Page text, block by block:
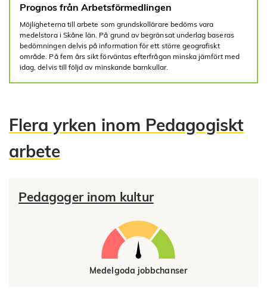
Prognos från Arbetsförmedlingen
Möjligheterna till arbete som grundskollärare bedöms vara
medelstora i Skåne län. På grund av begränsat underlag baseras
bedömningen delvis på information för ett större geografiskt
område. På fem års sikt förväntas efterfrågan minska jämfört med
idag, delvis till följd av minskande barnkullar.
Flera yrken inom Pedagogiskt
arbete
Pedagoger inom kultur
Medelgoda jobbchanser